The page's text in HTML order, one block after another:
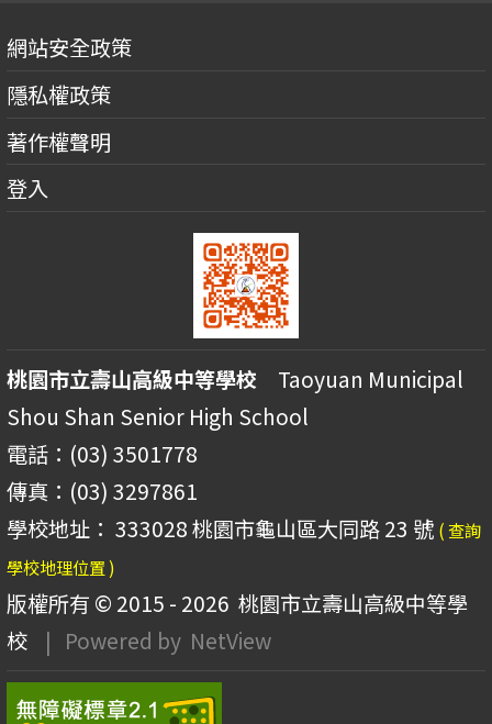
網站安全政策
隱私權政策
著作權聲明
登入
桃園市立壽山高級中等學校 Taoyuan Municipal
Shou Shan Senior High School
電話：(03) 3501778
傳真：(03) 3297861
學校地址： 333028 桃園市龜山區大同路 23 號 ( 查詢
學校地理位置 )
版權所有 © 2015 - 2026 桃園市立壽山高級中等學
校
| Powered by NetView